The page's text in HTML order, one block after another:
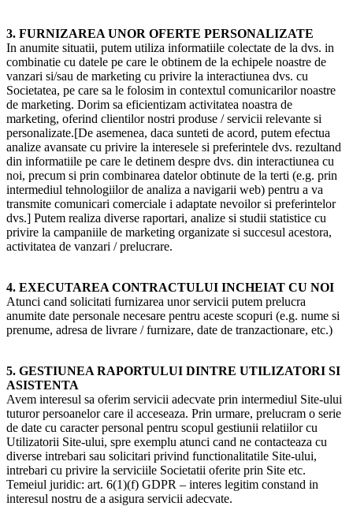
3. FURNIZAREA UNOR OFERTE PERSONALIZATE
In anumite situatii, putem utiliza informatiile colectate de la dvs. in
combinatie cu datele pe care le obtinem de la echipele noastre de
vanzari si/sau de marketing cu privire la interactiunea dvs. cu
Societatea, pe care sa le folosim in contextul comunicarilor noastre
de marketing. Dorim sa eficientizam activitatea noastra de
marketing, oferind clientilor nostri produse / servicii relevante si
personalizate.[De asemenea, daca sunteti de acord, putem efectua
analize avansate cu privire la interesele si preferintele dvs. rezultand
din informatiile pe care le detinem despre dvs. din interactiunea cu
noi, precum si prin combinarea datelor obtinute de la terti (e.g. prin
intermediul tehnologiilor de analiza a navigarii web) pentru a va
transmite comunicari comerciale i adaptate nevoilor si preferintelor
dvs.] Putem realiza diverse raportari, analize si studii statistice cu
privire la campaniile de marketing organizate si succesul acestora,
activitatea de vanzari / prelucrare.
4. EXECUTAREA CONTRACTULUI INCHEIAT CU NOI
Atunci cand solicitati furnizarea unor servicii putem prelucra
anumite date personale necesare pentru aceste scopuri (e.g. nume si
prenume, adresa de livrare / furnizare, date de tranzactionare, etc.)
5. GESTIUNEA RAPORTULUI DINTRE UTILIZATORI SI
ASISTENTA
Avem interesul sa oferim servicii adecvate prin intermediul Site-ului
tuturor persoanelor care il acceseaza. Prin urmare, prelucram o serie
de date cu caracter personal pentru scopul gestiunii relatiilor cu
Utilizatorii Site-ului, spre exemplu atunci cand ne contacteaza cu
diverse intrebari sau solicitari privind functionalitatile Site-ului,
intrebari cu privire la serviciile Societatii oferite prin Site etc.
Temeiul juridic: art. 6(1)(f) GDPR – interes legitim constand in
interesul nostru de a asigura servicii adecvate.